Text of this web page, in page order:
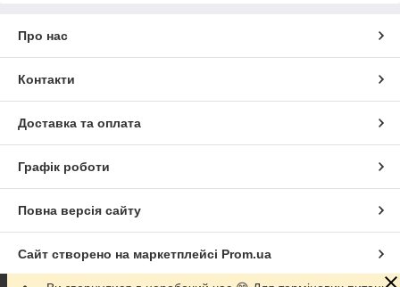
Про нас
Контакти
Доставка та оплата
Графік роботи
Повна версія сайту
Сайт створено на маркетплейсі Prom.ua